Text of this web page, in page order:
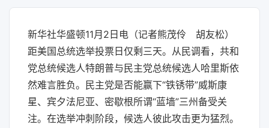
新华社华盛顿11月2日电（记者熊茂伶 胡友松）
距美国总统选举投票日仅剩三天。从民调看，共和
党总统候选人特朗普与民主党总统候选人哈里斯依
然难言胜负。民主党是否能赢下“铁锈带”威斯康
星、宾夕法尼亚、密歇根所谓“蓝墙”三州备受关
注。在选举冲刺阶段，候选人彼此攻击更为猛烈。